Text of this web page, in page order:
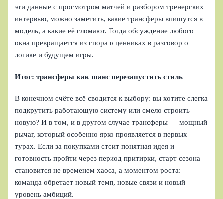
эти данные с просмотром матчей и разбором тренерских
интервью, можно заметить, какие трансферы впишутся в
модель, а какие её сломают. Тогда обсуждение любого
окна превращается из спора о ценниках в разговор о
логике и будущем игры.
Итог: трансферы как шанс перезапустить стиль
В конечном счёте всё сводится к выбору: вы хотите слегка
подкрутить работающую систему или смело строить
новую? И в том, и в другом случае трансферы — мощный
рычаг, который особенно ярко проявляется в первых
турах. Если за покупками стоит понятная идея и
готовность пройти через период притирки, старт сезона
становится не временем хаоса, а моментом роста:
команда обретает новый темп, новые связи и новый
уровень амбиций.